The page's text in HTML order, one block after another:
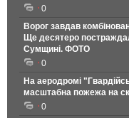
0
Ворог завдав
Ще десятеро
Сумщині. ФОТО
0
На аеродромі
масштабна пожежа на
0